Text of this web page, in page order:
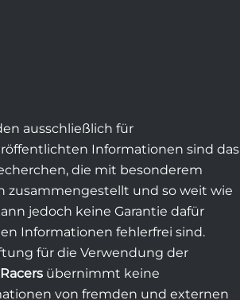
ausschließlich für
Informationen sind das
die mit besonderem
zusammengestellt und so weit wie
jedoch keine Garantie dafür
Informationen fehlerfrei sind.
für die Verwendung der
übernimmt keine
von fremden und externen